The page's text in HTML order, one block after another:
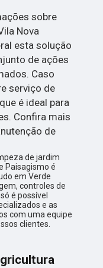
sobre
Nova
esta solução
de ações
Caso
serviço de
é ideal para
Confira mais
de
de jardim
Paisagismo é
em Verde
controles de
é possível
e as
com uma equipe
clientes.